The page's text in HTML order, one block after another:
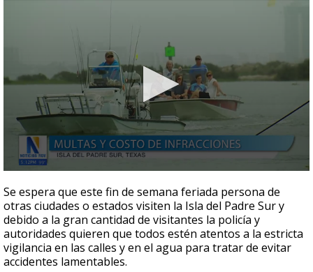
seconds
of
3
minutes,
28
seconds
Se espera que este fin de semana feriada persona de
otras ciudades o estados visiten la Isla del Padre Sur y
debido a la gran cantidad de visitantes la policía y
autoridades quieren que todos estén atentos a la estricta
vigilancia en las calles y en el agua para tratar de evitar
accidentes lamentables.